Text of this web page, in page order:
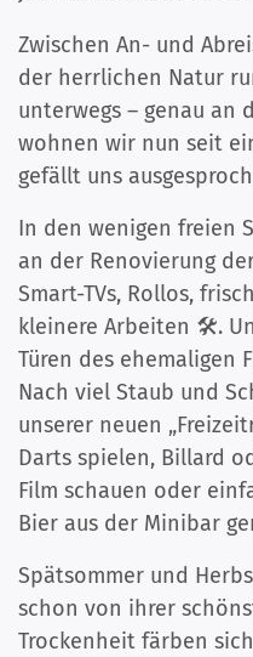
Zwischen An- und
der herrlichen Natur
unterwegs – genau an
wohnen wir nun seit
gefällt uns
In den wenigen freien
an der Renovierung
Smart-TVs, Rollos,
kleinere Arbeiten 🛠️.
Türen des ehemaligen
Nach viel Staub und
unserer neuen
Darts spielen, Billard
Film schauen oder
Bier aus der Minibar
Spätsommer und
schon von ihrer
Trockenheit färben